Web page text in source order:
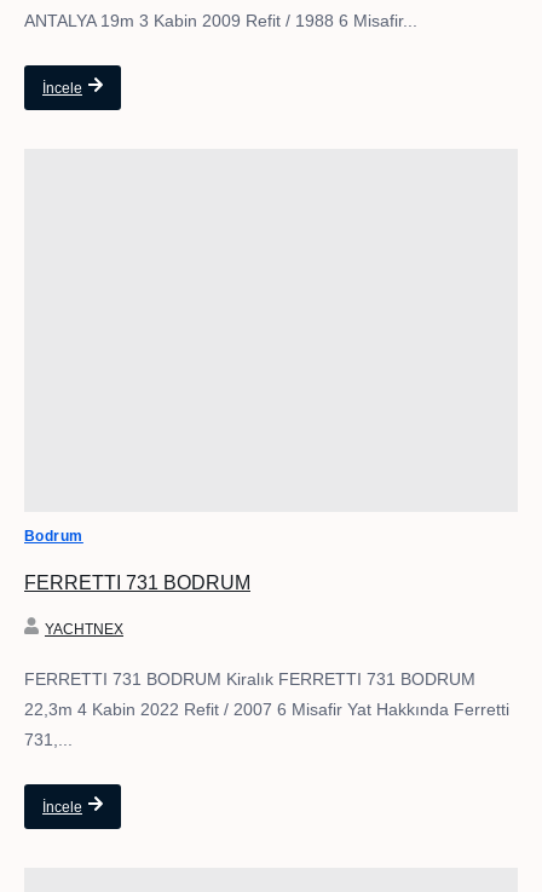
ANTALYA 19m 3 Kabin 2009 Refit / 1988 6 Misafir...
İncele
Bodrum
FERRETTI 731 BODRUM
YACHTNEX
FERRETTI 731 BODRUM Kiralık FERRETTI 731 BODRUM
22,3m 4 Kabin 2022 Refit / 2007 6 Misafir Yat Hakkında Ferretti
731,...
İncele